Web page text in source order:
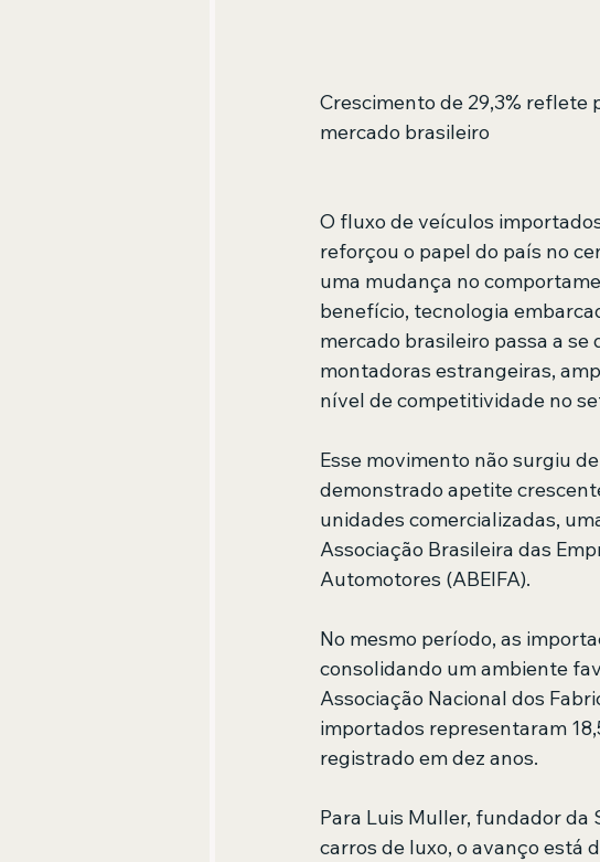
Crescimento de 29,3% reflete
mercado brasileiro
O fluxo de veículos
reforçou o papel do país no
uma mudança no
benefício, tecnologia
mercado brasileiro passa a
montadoras estrangeiras,
nível de competitividade no
Esse movimento não surgiu
demonstrado apetite
unidades comercializadas,
Associação Brasileira das
Automotores (ABEIFA).
No mesmo período, as
consolidando um ambiente
Associação Nacional dos
importados representaram
registrado em dez anos.
Para Luis Muller, fundador da
carros de luxo, o avanço está